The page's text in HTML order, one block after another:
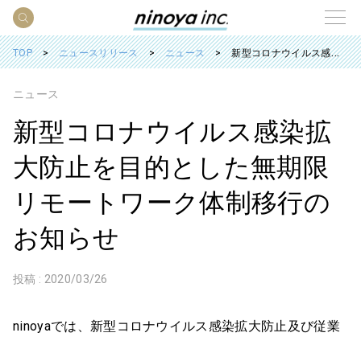
TOP ニュースリリース ニュース 新型コロナウイルス感染拡大防止を目的とした無期限リモートワーク体制移行のお知らせ
ニュース
新型コロナウイルス感染拡
大防止を目的とした無期限
リモートワーク体制移行の
お知らせ
投稿 : 2020/03/26
ninoyaでは、新型コロナウイルス感染拡大防止及び従業